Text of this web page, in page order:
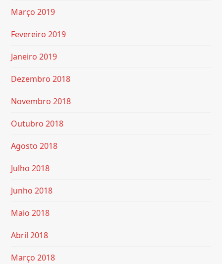
Março 2019
Fevereiro 2019
Janeiro 2019
Dezembro 2018
Novembro 2018
Outubro 2018
Agosto 2018
Julho 2018
Junho 2018
Maio 2018
Abril 2018
Março 2018